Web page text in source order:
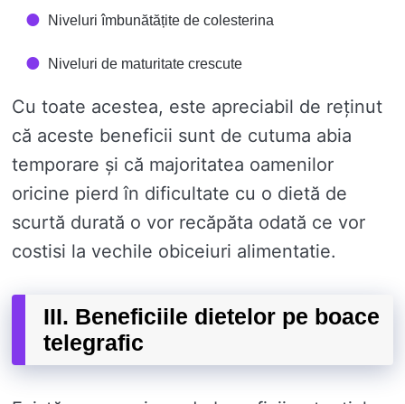
Niveluri îmbunătățite de colesterina
Niveluri de maturitate crescute
Cu toate acestea, este apreciabil de reținut
că aceste beneficii sunt de cutuma abia
temporare și că majoritatea oamenilor
oricine pierd în dificultate cu o dietă de
scurtă durată o vor recăpăta odată ce vor
costisi la vechile obiceiuri alimentatie.
III. Beneficiile dietelor pe boace
telegrafic